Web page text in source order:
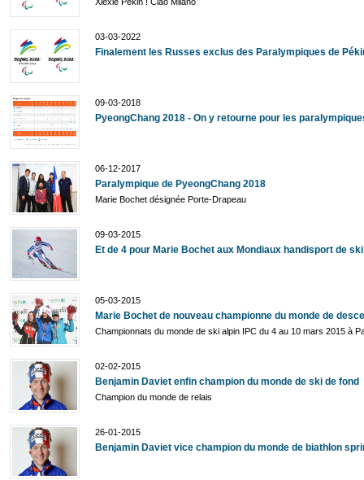
03-03-2022
Finalement les Russes exclus des Paralympiques de
09-03-2018
PyeongChang 2018 - On y retourne pour les
06-12-2017
Paralympique de PyeongChang 2018
Marie Bochet désignée Porte-Drapeau
09-03-2015
Et de 4 pour Marie Bochet aux Mondiaux handisport de
05-03-2015
Marie Bochet de nouveau championne du monde de
Championnats du monde de ski alpin IPC du 4 au 10 mars 2015 à
02-02-2015
Benjamin Daviet enfin champion du monde de ski de fond
Champion du monde de relais
26-01-2015
Benjamin Daviet vice champion du monde de biathlon